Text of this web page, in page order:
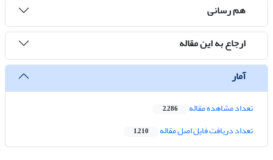
هم رسانی
ارجاع به این مقاله
آمار
تعداد مشاهده مقاله 2,286
تعداد دریافت فایل اصل مقاله 1,210